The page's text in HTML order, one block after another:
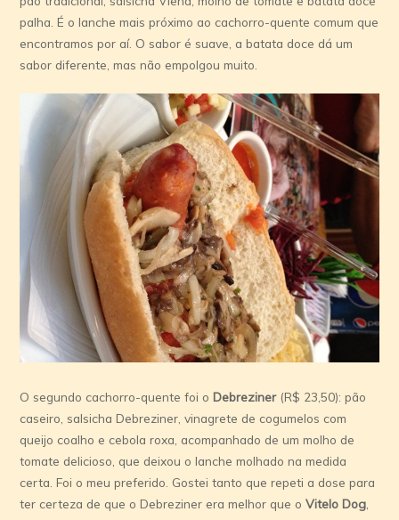
palha. É o lanche mais próximo ao cachorro-quente comum que
encontramos por aí. O sabor é suave, a batata doce dá um
sabor diferente, mas não empolgou muito.
O segundo cachorro-quente foi oDebreziner(R$ 23,50): pão
caseiro, salsicha Debreziner, vinagrete de cogumelos com
queijo coalho e cebola roxa, acompanhado de um molho de
tomate delicioso, que deixou o lanche molhado na medida
certa. Foi o meu preferido. Gostei tanto que repeti a dose para
ter certeza de que o Debreziner era melhor que oVitelo Dog